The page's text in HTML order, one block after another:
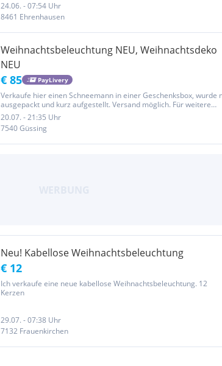
24.06. - 07:54 Uhr
8461 Ehrenhausen
Weihnachtsbeleuchtung NEU, Weihnachtsdeko
NEU
€ 85 PayLivery
Verkaufe hier einen Schneemann in einer Geschenksbox, wurde
ausgepackt und kurz aufgestellt. Versand möglich. Für weitere
Fragen einfach melden.
20.07. - 21:35 Uhr
7540 Güssing
Neu! Kabellose Weihnachtsbeleuchtung
€ 12
Ich verkaufe eine neue kabellose Weihnachtsbeleuchtung. 12
Kerzen
29.07. - 07:38 Uhr
7132 Frauenkirchen